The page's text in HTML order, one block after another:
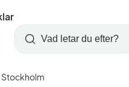
Startsida
Skapa
konto
Logga
in
Sök
Stockholm